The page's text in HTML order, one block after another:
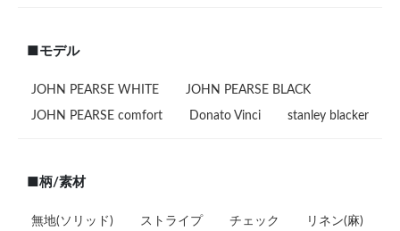
■モデル
JOHN PEARSE WHITE JOHN PEARSE BLACK
JOHN PEARSE comfort Donato Vinci stanley blacker
■柄/素材
無地(ソリッド) ストライプ チェック リネン(麻)